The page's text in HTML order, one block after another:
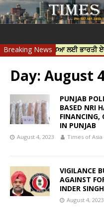
Breaking News
ਦੀ ਹੱਤਿਆ ਲਈ ਭਾਰਤੀ ਏਜੰਸੀਆਂ
Day: August
PUNJAB
BASED NRI
FINANCING,
IN PUNJAB
August 4, 2023 Times of Asia
VIGILANCE
AGAINST
INDER
August 4, 2023